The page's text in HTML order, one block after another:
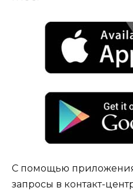
С помощью
запросы в контакт-